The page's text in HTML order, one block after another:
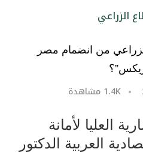
من انضمام مصر
1.4K مشاهدة
العليا لأمانة
العربية الدكتور